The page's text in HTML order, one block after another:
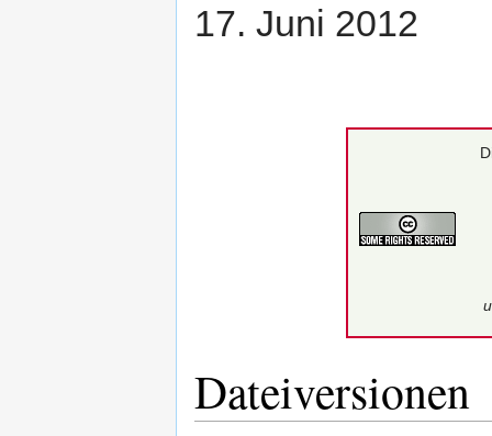
17. Juni 2012
Dateiversionen